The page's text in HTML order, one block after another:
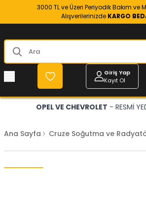
3000 TL ve Üzeri Periyodik Bakım ve
Alışverilerinizde KARGO
Giriş Yap
Kayıt Ol
OPEL VE CHEVROLET - RESMİ
Ana Sayfa Cruze Soğutma ve